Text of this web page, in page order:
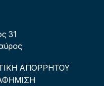
31
ΑΠΟΡΡΗΤΟΥ